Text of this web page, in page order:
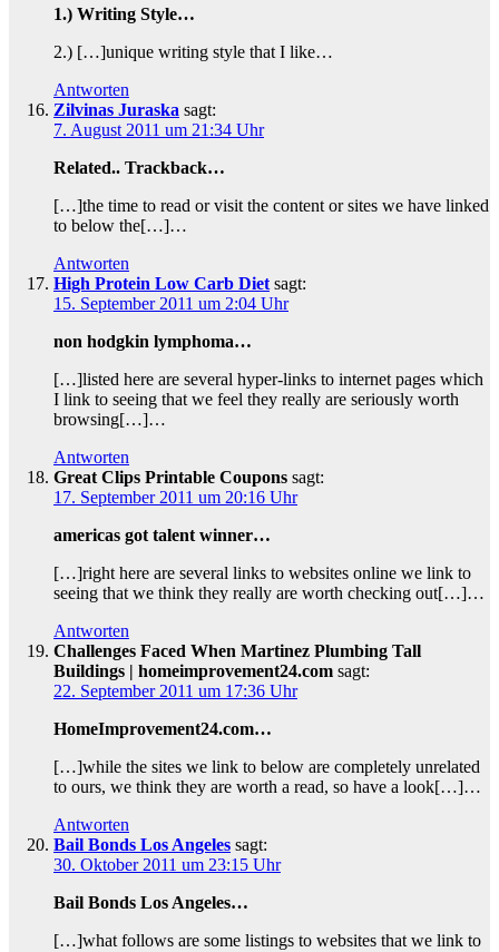
1.) Writing Style…
2.) […]unique writing style that I like…
Antworten
Zilvinas Juraska sagt:
7. August 2011 um 21:34 Uhr
Related.. Trackback…
[…]the time to read or visit the content or sites we have linked
to below the[…]…
Antworten
High Protein Low Carb Diet sagt:
15. September 2011 um 2:04 Uhr
non hodgkin lymphoma…
[…]listed here are several hyper-links to internet pages which
I link to seeing that we feel they really are seriously worth
browsing[…]…
Antworten
Great Clips Printable Coupons sagt:
17. September 2011 um 20:16 Uhr
americas got talent winner…
[…]right here are several links to websites online we link to
seeing that we think they really are worth checking out[…]…
Antworten
Challenges Faced When Martinez Plumbing Tall
Buildings | homeimprovement24.com sagt:
22. September 2011 um 17:36 Uhr
HomeImprovement24.com…
[…]while the sites we link to below are completely unrelated
to ours, we think they are worth a read, so have a look[…]…
Antworten
Bail Bonds Los Angeles sagt:
30. Oktober 2011 um 23:15 Uhr
Bail Bonds Los Angeles…
[…]what follows are some listings to websites that we link to